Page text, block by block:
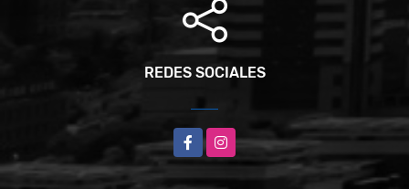
REDES SOCIALES
FacebookInstagram